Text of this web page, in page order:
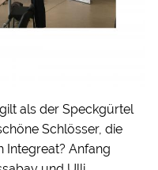
als der Speckgürtel
Schlösser, die
Integreat? Anfang